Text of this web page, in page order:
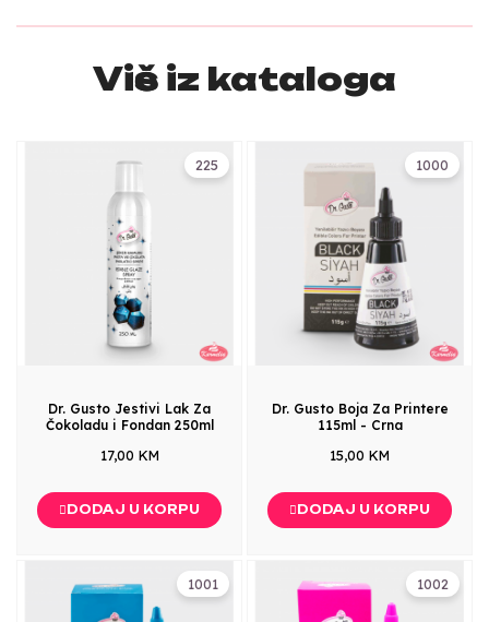
Više iz kataloga
225
Dr. Gusto Jestivi Lak Za
Čokoladu i Fondan 250ml
17,00 KM
DODAJ U KORPU
1000
Dr. Gusto Boja Za Printere
115ml - Crna
15,00 KM
DODAJ U KORPU
1001 1002